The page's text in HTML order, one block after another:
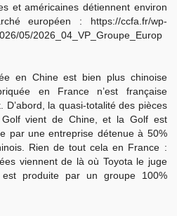
et américaines détiennent environ
européen : https://ccfa.fr/wp-
05/2026_04_VP_Groupe_Europ
en Chine est bien plus chinoise
en France n’est française
D’abord, la quasi-totalité des pièces
vient de Chine, et la Golf est
par une entreprise détenue à 50%
Rien de tout cela en France :
viennent de là où Toyota le juge
produite par un groupe 100%